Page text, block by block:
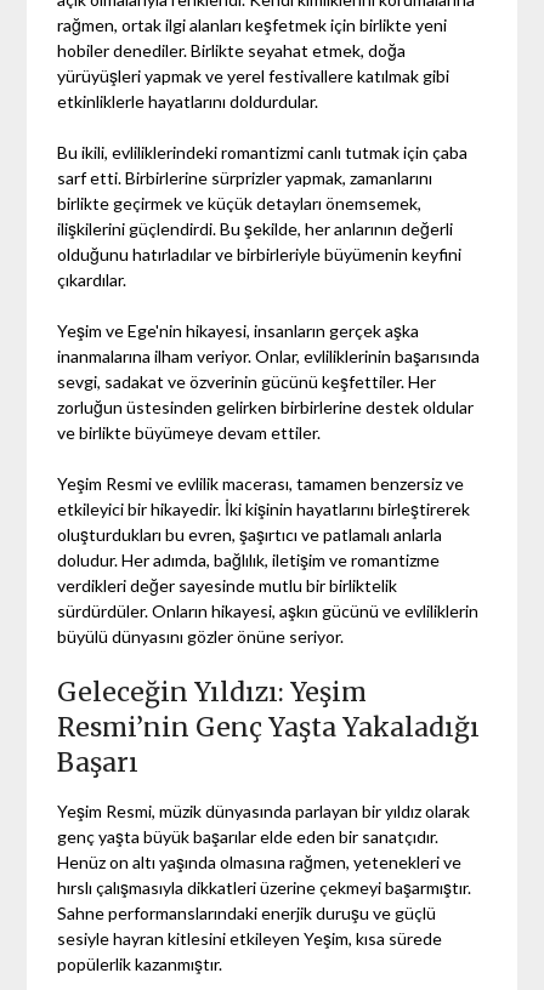
rağmen, ortak ilgi alanları keşfetmek için birlikte yeni
hobiler denediler. Birlikte seyahat etmek, doğa
yürüyüşleri yapmak ve yerel festivallere katılmak gibi
etkinliklerle hayatlarını doldurdular.
Bu ikili, evliliklerindeki romantizmi canlı tutmak için çaba
sarf etti. Birbirlerine sürprizler yapmak, zamanlarını
birlikte geçirmek ve küçük detayları önemsemek,
ilişkilerini güçlendirdi. Bu şekilde, her anlarının değerli
olduğunu hatırladılar ve birbirleriyle büyümenin keyfini
çıkardılar.
Yeşim ve Ege'nin hikayesi, insanların gerçek aşka
inanmalarına ilham veriyor. Onlar, evliliklerinin başarısında
sevgi, sadakat ve özverinin gücünü keşfettiler. Her
zorluğun üstesinden gelirken birbirlerine destek oldular
ve birlikte büyümeye devam ettiler.
Yeşim Resmi ve evlilik macerası, tamamen benzersiz ve
etkileyici bir hikayedir. İki kişinin hayatlarını birleştirerek
oluşturdukları bu evren, şaşırtıcı ve patlamalı anlarla
doludur. Her adımda, bağlılık, iletişim ve romantizme
verdikleri değer sayesinde mutlu bir birliktelik
sürdürdüler. Onların hikayesi, aşkın gücünü ve evliliklerin
büyülü dünyasını gözler önüne seriyor.
Geleceğin Yıldızı: Yeşim
Resmi’nin Genç Yaşta Yakaladığı
Başarı
Yeşim Resmi, müzik dünyasında parlayan bir yıldız olarak
genç yaşta büyük başarılar elde eden bir sanatçıdır.
Henüz on altı yaşında olmasına rağmen, yetenekleri ve
hırslı çalışmasıyla dikkatleri üzerine çekmeyi başarmıştır.
Sahne performanslarındaki enerjik duruşu ve güçlü
sesiyle hayran kitlesini etkileyen Yeşim, kısa sürede
popülerlik kazanmıştır.